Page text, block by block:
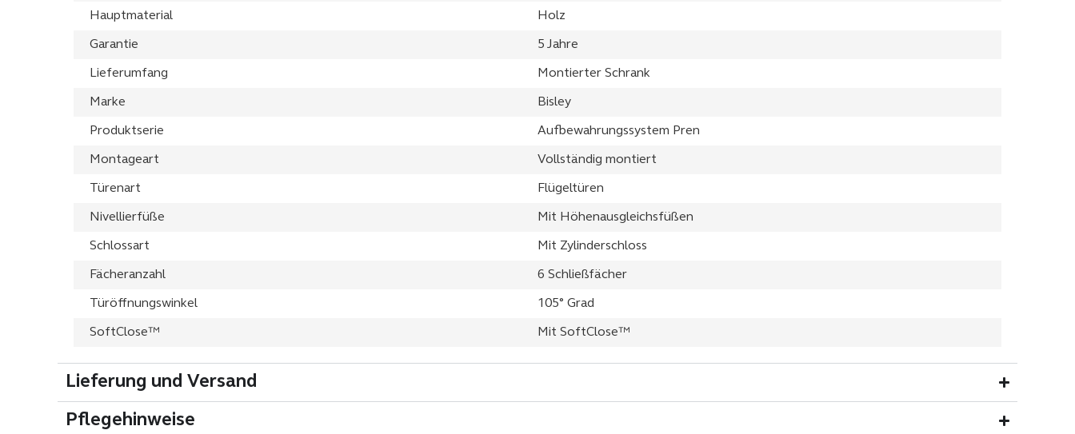
Hauptmaterial Holz
Garantie 5 Jahre
Lieferumfang Montierter Schrank
Marke Bisley
Produktserie Aufbewahrungssystem Pren
Montageart Vollständig montiert
Türenart Flügeltüren
Nivellierfüße Mit Höhenausgleichsfüßen
Schlossart Mit Zylinderschloss
Fächeranzahl 6 Schließfächer
Türöffnungswinkel 105° Grad
SoftClose™ Mit SoftClose™
Lieferung und Versand
Pflegehinweise